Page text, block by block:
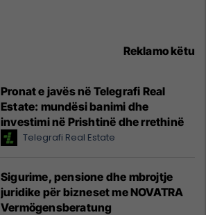
Reklamo këtu
Pronat e javës në Telegrafi Real
Estate: mundësi banimi dhe
investimi në Prishtinë dhe rrethinë
Telegrafi Real Estate
Sigurime, pensione dhe mbrojtje
juridike për bizneset me NOVATRA
Vermögensberatung